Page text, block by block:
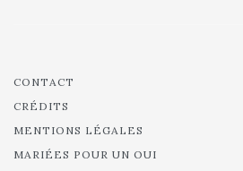
CONTACT
CRÉDITS
MENTIONS LÉGALES
MARIÉES POUR UN OUI